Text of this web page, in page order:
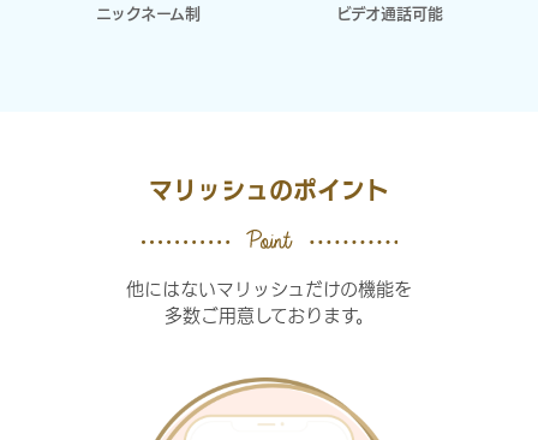
ニックネーム制
ビデオ通話可能
マリッシュのポイント
他にはないマリッシュだけの機能を
多数ご用意しております。